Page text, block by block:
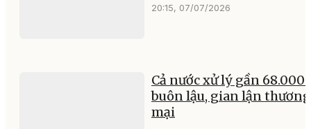
20:15, 07/07/2026
Cả nước xử lý gần 68.000
buôn lậu, gian lận thương
mại